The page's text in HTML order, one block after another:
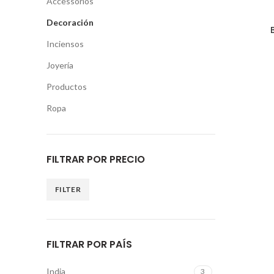
Decoración
Inciensos
Joyería
Productos
Ropa
FILTRAR POR PRECIO
FILTER
FILTRAR POR PAÍS
India 3
Woman Dress
Somos